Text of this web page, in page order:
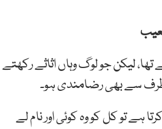
لیکن جو لوگ وہاں اثاثے رکھتے
سے بھی رضامندی ہو۔
ہے تو کل کو وہ کوئی اور نام لے